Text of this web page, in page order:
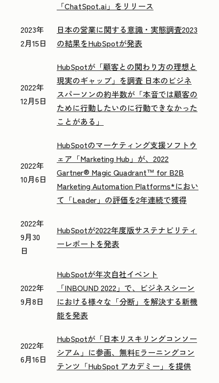
「ChatSpot.ai」をリリース
2023年
2月15日
日本の営業に関する意識・実態調査2023
の結果をHubSpotが発表
2022年
12月5日
HubSpotが「顧客との関わり方の理想と
現実のギャップ」を調査 日本のビジネ
スパーソンの約半数が「本音では顧客の
ために行動したいのに行動できなかった
ことがある」
2022年
10月6日
HubSpotのマーケティング支援ソフトウ
ェア「Marketing Hub」が、2022
Gartner® Magic Quadrant™ for B2B
Marketing Automation Platforms*におい
て「Leader」の評価を2年連続で獲得
2022年
9月30
日
HubSpotが2022年度版サステナビリティ
ーレポートを発表
2022年
9月8日
HubSpotが年次自社イベント
「INBOUND 2022」で、ビジネスシーン
における様々な「分断」を解決する新機
能を発表
2022年
6月16日
HubSpotが「日本リスキリングコンソー
シアム」に参画、無料Eラーニングコン
テンツ「HubSpot アカデミー」を提供